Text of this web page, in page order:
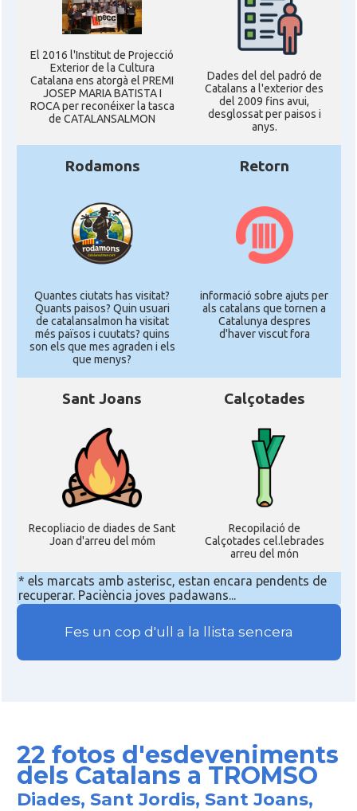
El 2016 l'Institut de Projecció
Exterior de la Cultura
Catalana ens atorgà el PREMI
JOSEP MARIA BATISTA I
ROCA per reconéixer la tasca
de CATALANSALMON
Dades del del padró de
Catalans a l'exterior des
del 2009 fins avui,
desglossat per paisos i
anys.
Rodamons
Quantes ciutats has visitat?
Quants paisos? Quin usuari
de catalansalmon ha visitat
més països i cuutats? quins
son els que mes agraden i els
que menys?
Retorn
informació sobre ajuts per
als catalans que tornen a
Catalunya despres
d'haver viscut fora
Sant Joans
Recopliacio de diades de Sant
Joan d'arreu del móm
Calçotades
Recopilació de
Calçotades cel.lebrades
arreu del món
* els marcats amb asterisc, estan encara pendents de
recuperar. Paciència joves padawans...
Fes un cop d'ull a la llista sencera
22 fotos d'esdeveniments
dels Catalans a TROMSO
Diades, Sant Jordis, Sant Joans,